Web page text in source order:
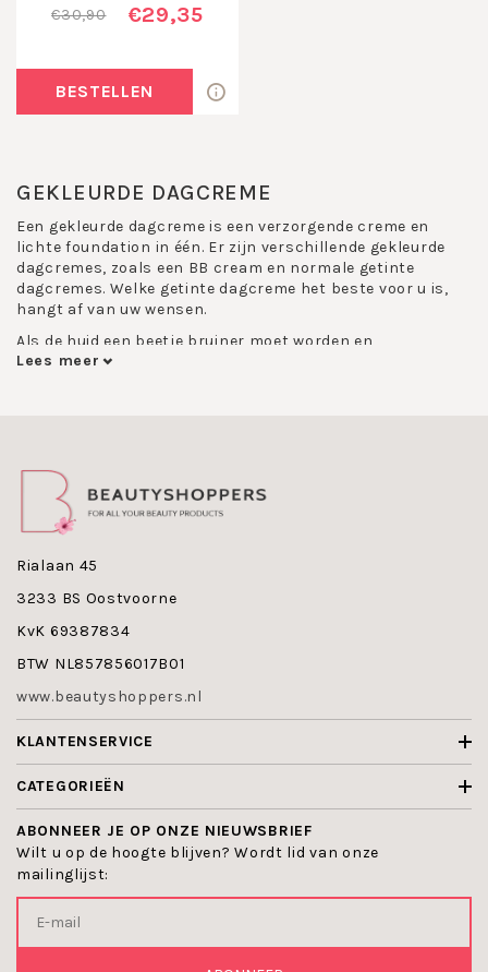
€30,90 €29,35
BESTELLEN
GEKLEURDE DAGCREME
Een gekleurde dagcreme is een verzorgende creme en
lichte foundation in één. Er zijn verschillende gekleurde
dagcremes, zoals een BB cream en normale getinte
dagcremes. Welke getinte dagcreme het beste voor u is,
hangt af van uw wensen.
Als de huid een beetje bruiner moet worden en
tegelijkertijd intens gevoed, dan is een getinte dagcrem de
De volgende merken hebben getinte
dagcremes en BB cremes in het assortiment:
Biomaris
Dr Eckstein
Dr Grandel
John van G
Phyris
Webecos
Lees meer
Rialaan 45
3233 BS Oostvoorne
KvK 69387834
BTW NL857856017B01
www.beautyshoppers.nl
KLANTENSERVICE
CATEGORIEËN
ABONNEER JE OP ONZE NIEUWSBRIEF
Wilt u op de hoogte blijven? Wordt lid van onze
mailinglijst: